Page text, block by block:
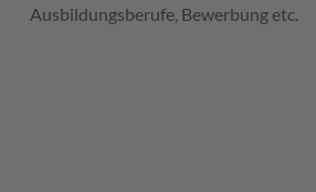
Ausbildungsberufe, Bewerbung etc.